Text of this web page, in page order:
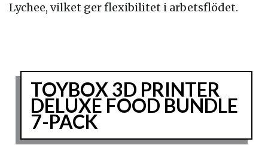
Lychee, vilket ger flexibilitet i arbetsflödet.
TOYBOX 3D PRINTER
DELUXE FOOD BUNDLE
7-PACK